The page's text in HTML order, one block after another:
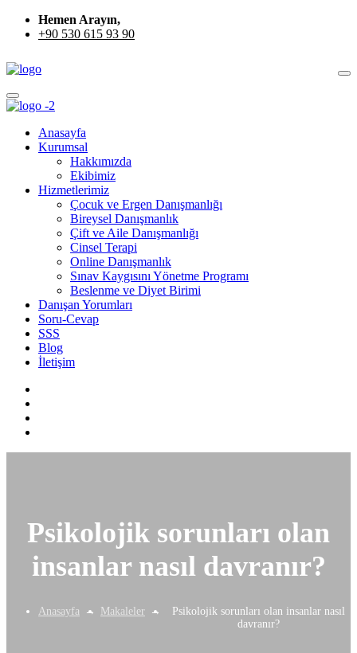
Hemen Arayın,
+90 530 615 93 90
Anasayfa
Kurumsal
Hakkımızda
Ekibimiz
Hizmetlerimiz
Çocuk ve Ergen Danışmanlığı
Bireysel Danışmanlık
Çift ve Aile Danışmanlığı
Cinsel Terapi
Online Danışmanlık
Sınav Kaygısını Yönetme Programı
Beslenme ve Diyet Birimi
Danışan Yorumları
Soru-Cevap
SSS
Blog
İletişim
Psikolojik sorunları olan
insanlar nasıl davranır?
Anasayfa Makaleler
Psikolojik sorunları olan insanlar nasıl
davranır?